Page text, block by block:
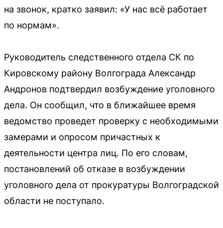
на звонок, кратко заявил: «У нас всё работает
по нормам».
Руководитель следственного отдела СК по
Кировскому району Волгограда Александр
Андронов подтвердил возбуждение уголовного
дела. Он сообщил, что в ближайшее время
ведомство проведет проверку с необходимыми
замерами и опросом причастных к
деятельности центра лиц. По его словам,
постановлений об отказе в возбуждении
уголовного дела от прокуратуры Волгоградской
области не поступало.